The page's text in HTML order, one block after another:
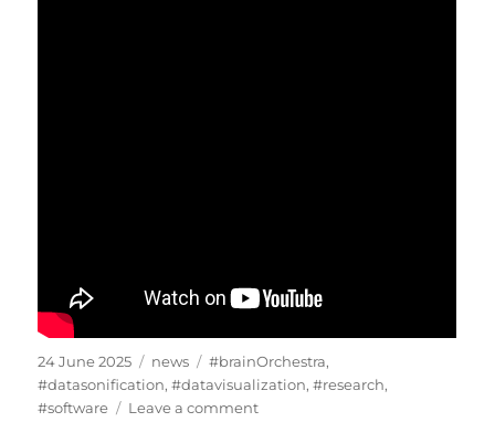
Posted
on
24 June 2025 Categories
news Tags
#brainOrchestra,
#datasonification,#datavisualization,#research,
#software
Leave a commenton